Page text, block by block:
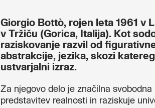
Giorgio Bottò, rojen leta 1961 v
v Tržiču (Gorica, Italija). Kot
raziskovanje razvil od
abstrakcije, jezika, skozi
ustvarjalni izraz.
Za njegovo delo je značilna
predstavitev realnosti in raziskuje